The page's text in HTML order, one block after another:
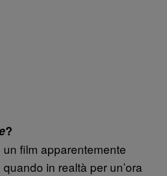
?
un film apparentemente
in realtà per un’ora